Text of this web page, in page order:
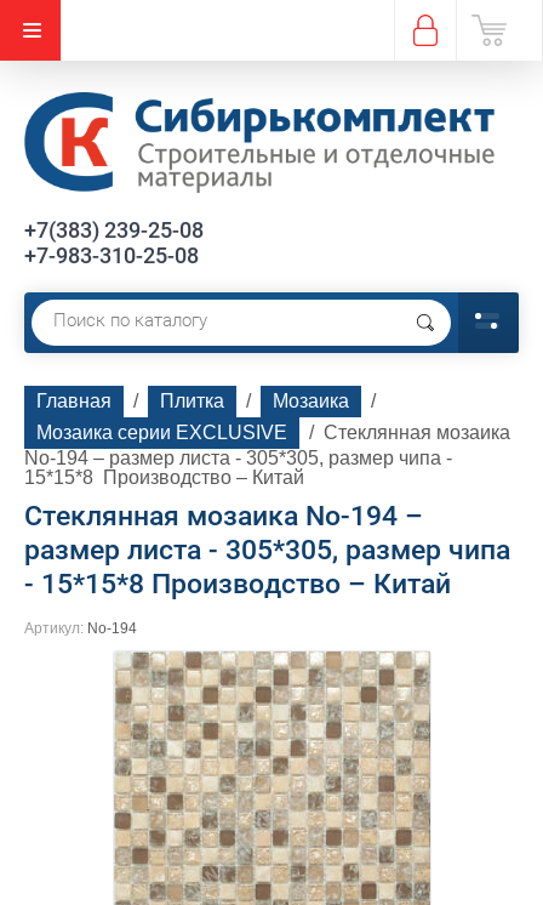
+7(383) 239-25-08
+7-983-310-25-08
Главная
  /
Плитка
  /
Мозаика
  /
Мозаика серии EXCLUSIVE
  /  Стеклянная мозаика
No-194 – размер листа - 305*305, размер чипа -
15*15*8  Производство – Китай
Стеклянная мозаика No-194 –
размер листа - 305*305, размер чипа
- 15*15*8 Производство – Китай
Артикул: No-194